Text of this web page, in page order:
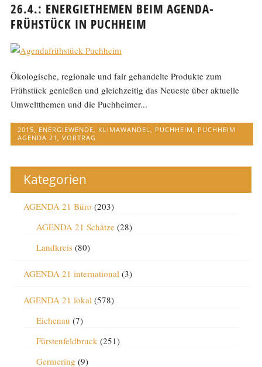
26.4.: ENERGIETHEMEN BEIM AGENDA-
FRÜHSTÜCK IN PUCHHEIM
Ökologische, regionale und fair gehandelte Produkte zum
Frühstück genießen und gleichzeitig das Neueste über aktuelle
Umweltthemen und die Puchheimer...
2015, ENERGIEWENDE, KLIMAWANDEL, PUCHHEIM, PUCHHEIM
AGENDA 21,VORTRAG
Kategorien
AGENDA 21 Büro (203)
AGENDA 21 Schätze(28)
Landkreis(80)
AGENDA 21 international(3)
AGENDA 21 lokal(578)
Eichenau (7)
Fürstenfeldbruck(251)
Germering (9)